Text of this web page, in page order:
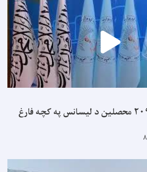
د کابل پوهنتون ۲۰۹۶ محصلین د لیسانس په کچه فارغ